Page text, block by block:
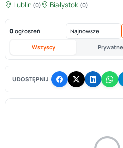
Lublin (0) Białystok (0)
0 ogłoszeń
Wszyscy Prywatne
UDOSTĘPNIJ